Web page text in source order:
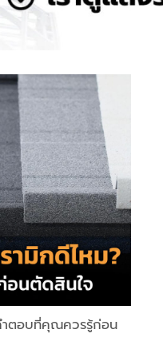
ำตอบที่คุณควรรู้ก่อน